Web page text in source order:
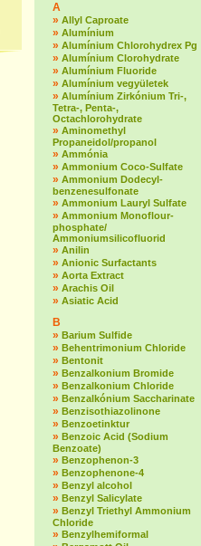
A
» Allyl Caproate
» Alumínium
» Alumínium Chlorohydrex Pg
» Alumínium Clorohydrate
» Alumínium Fluoride
» Alumínium vegyületek
» Alumínium Zirkónium Tri-,
Tetra-, Penta-,
Octachlorohydrate
» Aminomethyl
Propaneidol/propanol
» Ammónia
» Ammonium Coco-Sulfate
» Ammonium Dodecyl-
benzenesulfonate
» Ammonium Lauryl Sulfate
» Ammonium Monoflour-
phosphate/
Ammoniumsilicofluorid
» Anilin
» Anionic Surfactants
» Aorta Extract
» Arachis Oil
» Asiatic Acid
B
» Barium Sulfide
» Behentrimonium Chloride
» Bentonit
» Benzalkonium Bromide
» Benzalkonium Chloride
» Benzalkónium Saccharinate
» Benzisothiazolinone
» Benzoetinktur
» Benzoic Acid (Sodium
Benzoate)
» Benzophenon-3
» Benzophenone-4
» Benzyl alcohol
» Benzyl Salicylate
» Benzyl Triethyl Ammonium
Chloride
» Benzylhemiformal